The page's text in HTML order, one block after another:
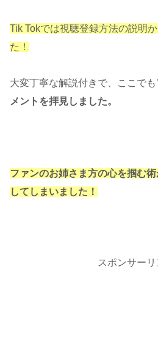
Tik Tokでは視聴登録方法の説明
た！
大変丁寧な解説付きで、ここでも
メントを拝見しました。
ファンのお姉さま方の心を掴む
してしまいました！
スポンサーリ